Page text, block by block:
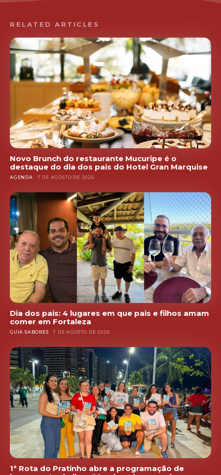
RELATED ARTICLES
Novo Brunch do restaurante Mucuripe é o
destaque do dia dos pais do Hotel Gran Marquise
AGENDA 7 DE AGOSTO DE 2026
Dia dos pais: 4 lugares em que pais e filhos amam
comer em Fortaleza
GUIA SABORES 7 DE AGOSTO DE 2026
1ª Rota do Pratinho abre a programação de